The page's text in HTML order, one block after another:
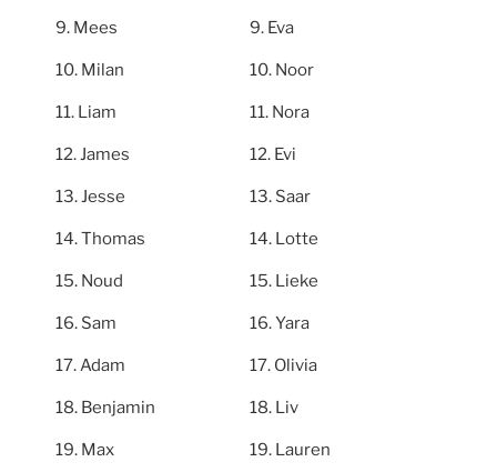
Mees
Milan
Liam
James
Jesse
Thomas
Noud
Sam
Adam
Benjamin
Max
Eva
Noor
Nora
Evi
Saar
Lotte
Lieke
Yara
Olivia
Liv
Lauren